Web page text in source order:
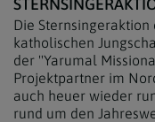
Die
katholischen
der "Yarumal
Projektpartner im
auch heuer wieder
rund um den